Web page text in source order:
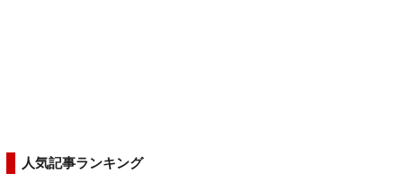
人気記事ランキング